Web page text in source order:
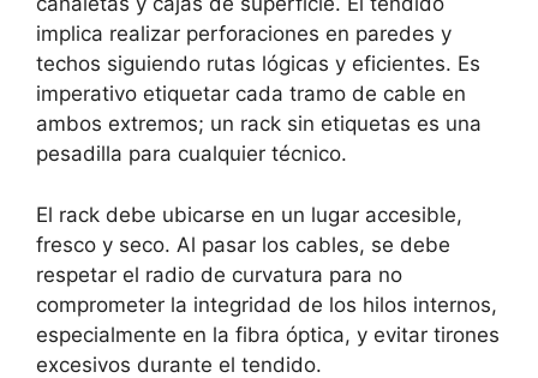
implica realizar perforaciones en paredes y
techos siguiendo rutas lógicas y eficientes. Es
imperativo etiquetar cada tramo de cable en
ambos extremos; un rack sin etiquetas es una
pesadilla para cualquier técnico.
El rack debe ubicarse en un lugar accesible,
fresco y seco. Al pasar los cables, se debe
respetar el radio de curvatura para no
comprometer la integridad de los hilos internos,
especialmente en la fibra óptica, y evitar tirones
excesivos durante el tendido.